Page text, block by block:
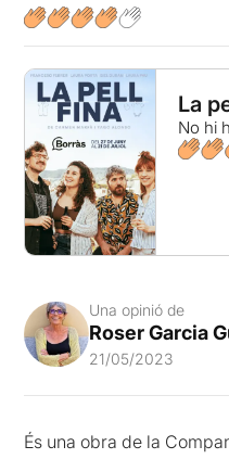
La
No hi
Una opinió de
Roser Garcia
21/05/2023
És una obra de la